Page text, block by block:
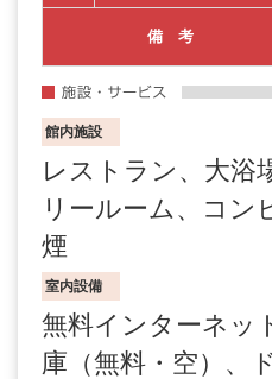
備 考
館内施設
レストラン、大浴
リールーム、コン
煙
室内設備
無料インターネッ
庫（無料・空）、